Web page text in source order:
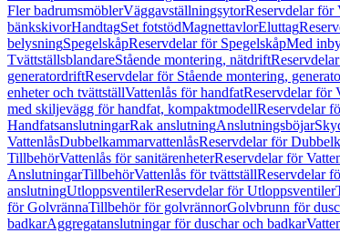
Fler badrumsmöblerVäggavställningsytorReservdelar för
bänkskivorHandtagSet fotstödMagnettavlorEluttag
belysningSpegelskåpReservdelar för SpegelskåpMed
TvättställsblandareStående montering, nätdrift
generatordriftReservdelar för Stående montering,
enheter och tvättställVattenlås för handfatReservdelar för
med skiljevägg för handfat, kompaktmodellReservdelar
HandfatsanslutningarRak anslutningAnslutningsböjar
VattenlåsDubbelkammarvattenlåsReservdelar för
TillbehörVattenlås för sanitärenheterReservdelar för
AnslutningarTillbehörVattenlås för tvättställReservdelar
anslutningUtloppsventilerReservdelar för Utloppsventiler
för GolvrännaTillbehör för golvrännorGolvbrunn för
badkarAggregatanslutningar för duschar och badkar